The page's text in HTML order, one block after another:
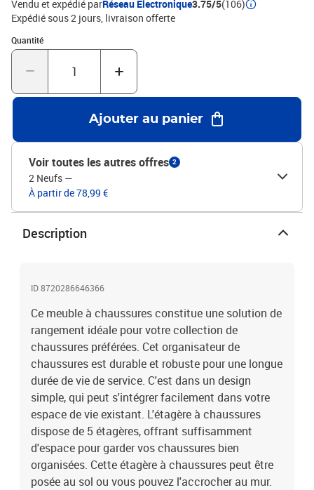
x H)L'assemblage est requisATTENTION: afin d'éviter qu'il ne
bascule, ce produit doit être utilisé avec le dispositif de fixation
murale fourni.Legal Documents:Vous trouverez ici plus de détails
sur la façon d'empêcher vos meubles de basculer
Vendu et expédié parRéseau Electronique3.75/5(106)
Expédié sous 2 jours livraison offerte
Quantité
Quantité : 1
Ajouter au panier
Voir toutes les autres offres 2
2 Neufs —
À partir de 78,99 €
Description
ID 8720286646366
Ce meuble à chaussures constitue une solution de
rangement idéale pour votre collection de
chaussures préférées. Cet organisateur de
chaussures est durable et robuste pour une longue
durée de vie de service. C'est dans un design
simple, qui peut s'intégrer facilement dans votre
espace de vie existant. L'étagère à chaussures
dispose de 5 étagères, offrant suffisamment
d'espace pour garder vos chaussures bien
organisées. Cette étagère à chaussures peut être
posée au sol ou vous pouvez l'accrocher au mur.